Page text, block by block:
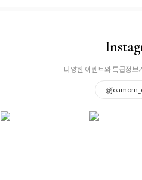
다양한 이벤트와 특급정보
@